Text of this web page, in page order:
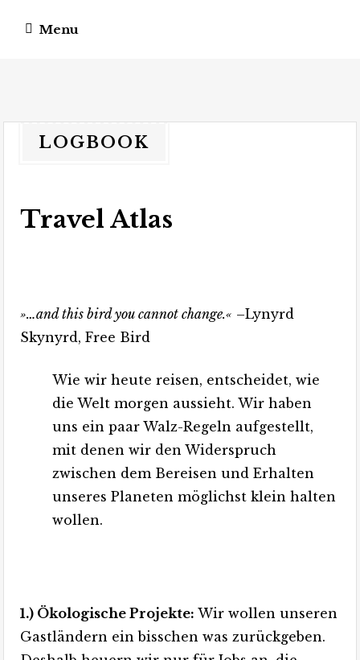
Menu
vagateers
LOGBOOK
Travel Atlas
»…and this bird you cannot change.« –Lynyrd
Skynyrd, Free Bird
Wie wir heute reisen, entscheidet, wie
die Welt morgen aussieht. Wir haben
uns ein paar Walz-Regeln aufgestellt,
mit denen wir den Widerspruch
zwischen dem Bereisen und Erhalten
unseres Planeten möglichst klein halten
wollen.
1.) Ökologische Projekte: Wir wollen unseren
Gastländern ein bisschen was zurückgeben.